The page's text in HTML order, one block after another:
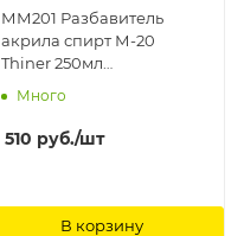
ММ201 Разбавитель
акрила спирт М-20
Thiner 250мл
Мастерская Мажор
Много
510 руб./шт
В корзину